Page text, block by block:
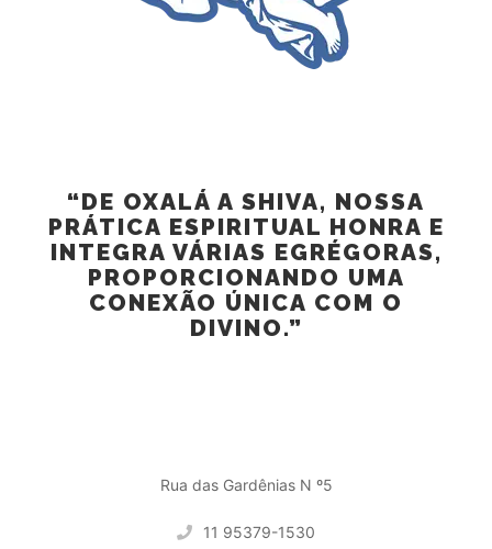
“DE OXALÁ A SHIVA, NOSSA
PRÁTICA ESPIRITUAL HONRA E
INTEGRA VÁRIAS EGRÉGORAS,
PROPORCIONANDO UMA
CONEXÃO ÚNICA COM O
DIVINO.”
Rua das Gardênias N º5
11 95379-1530